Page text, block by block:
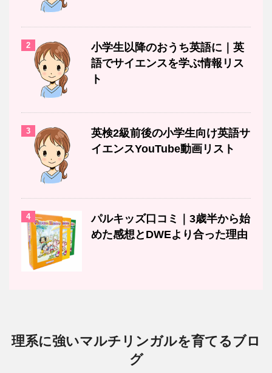
2
小学生以降のおうち英語に｜英
語でサイエンスを学ぶ情報リス
ト
3
英検2級前後の小学生向け英語サ
イエンスYouTube動画リスト
4
パルキッズ口コミ｜3歳半から始
めた感想とDWEより合った理由
理系に強いマルチリンガルを育てるブロ
グ